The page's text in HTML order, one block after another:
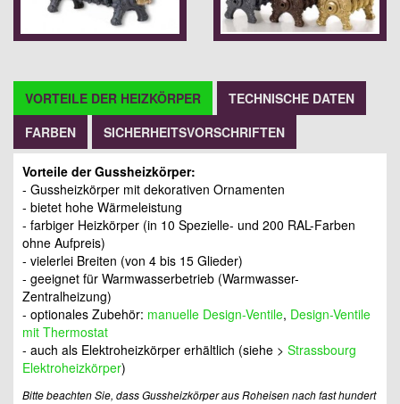
VORTEILE DER HEIZKÖRPER
TECHNISCHE DATEN
FARBEN
SICHERHEITSVORSCHRIFTEN
Vorteile der Gussheizkörper:
- Gussheizkörper mit dekorativen Ornamenten
- bietet hohe Wärmeleistung
- farbiger Heizkörper (in 10 Spezielle- und 200 RAL-Farben
ohne Aufpreis)
- vielerlei Breiten (von 4 bis 15 Glieder)
- geeignet für Warmwasserbetrieb (Warmwasser-
Zentralheizung)
- optionales Zubehör: manuelle Design-Ventile, Design-Ventile
mit Thermostat
- auch als Elektroheizkörper erhältlich (siehe > Strassbourg
Elektroheizkörper)
Bitte beachten Sie, dass Gussheizkörper aus Roheisen nach fast hundert